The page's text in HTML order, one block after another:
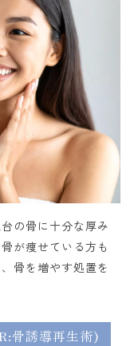
の骨に十分な厚み
が痩せている方も
骨を増やす処置を
骨誘導再生術)